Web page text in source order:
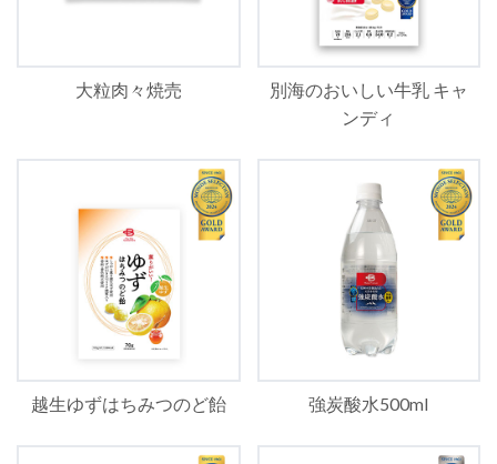
大粒肉々焼売
別海のおいしい牛乳 キャ
ンディ
越生ゆずはちみつのど飴 強炭酸水500ml